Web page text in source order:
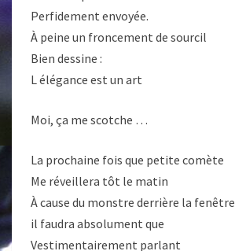
Perfidement envoyée.
À peine un froncement de sourcil
Bien dessine :
L élégance est un art
Moi, ça me scotche …
La prochaine fois que petite comète
Me réveillera tôt le matin
À cause du monstre derrière la fenêtre
il faudra absolument que
Vestimentairement parlant